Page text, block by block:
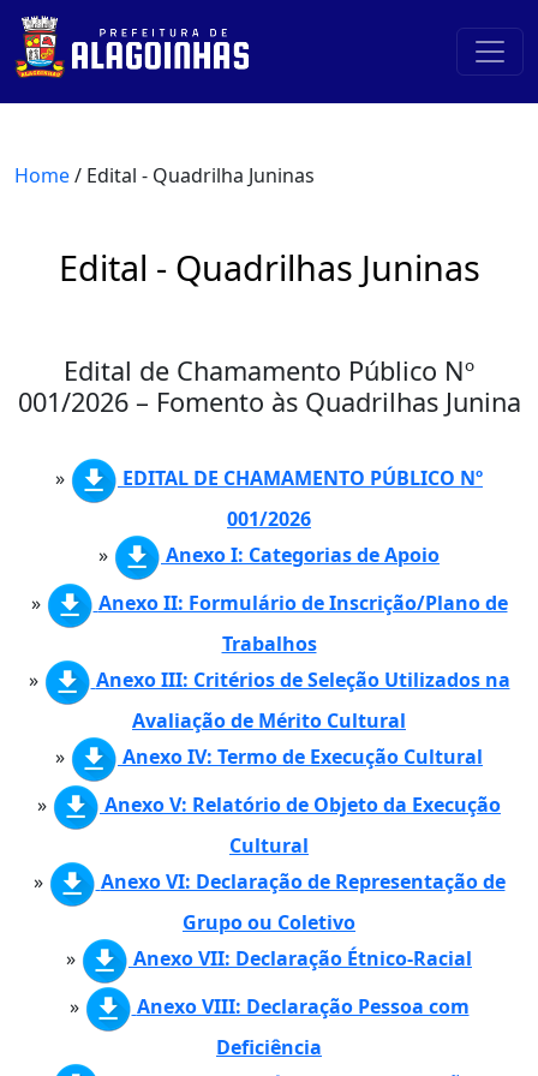
Home/ Edital - Quadrilha Juninas
Edital - Quadrilhas Juninas
Edital de Chamamento Público Nº
001/2026 – Fomento às Quadrilhas Junina
»
EDITAL DE CHAMAMENTO PÚBLICO Nº
001/2026
»
Anexo I: Categorias de Apoio
»
Anexo II: Formulário de Inscrição/Plano de
Trabalhos
»
Anexo III: Critérios de Seleção Utilizados na
Avaliação de Mérito Cultural
»
Anexo IV: Termo de Execução Cultural
»
Anexo V: Relatório de Objeto da Execução
Cultural
»
Anexo VI: Declaração de Representação de
Grupo ou Coletivo
»
Anexo VII: Declaração Étnico-Racial
»
Anexo VIII: Declaração Pessoa com
Deficiência